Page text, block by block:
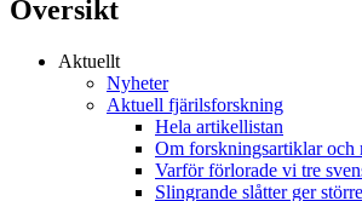
Översikt
Aktuellt
Nyheter
Aktuell fjärilsforskning
Hela artikellistan
Om forskningsartiklar och
Varför förlorade vi tre
Slingrande slåtter ger